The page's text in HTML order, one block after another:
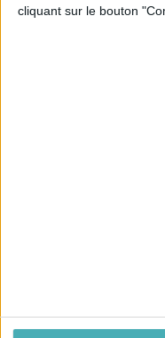
cliquant sur le bouton
NOUS
NOS SERVICES